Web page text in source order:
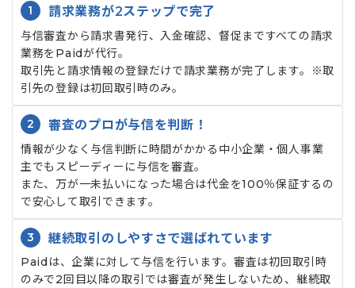
1 請求業務が2ステップで完了
与信審査から請求書発行、入金確認、督促まですべての請求
業務をPaidが代行。
取引先と請求情報の登録だけで請求業務が完了します。※取
引先の登録は初回取引時のみ。
2 審査のプロが与信を判断！
情報が少なく与信判断に時間がかかる中小企業・個人事業
主でもスピーディーに与信を審査。
また、万が一未払いになった場合は代金を100％保証するの
で安心して取引できます。
3 継続取引のしやすさで選ばれています
Paidは、企業に対して与信を行います。審査は初回取引時
のみで2回目以降の取引では審査が発生しないため、継続取